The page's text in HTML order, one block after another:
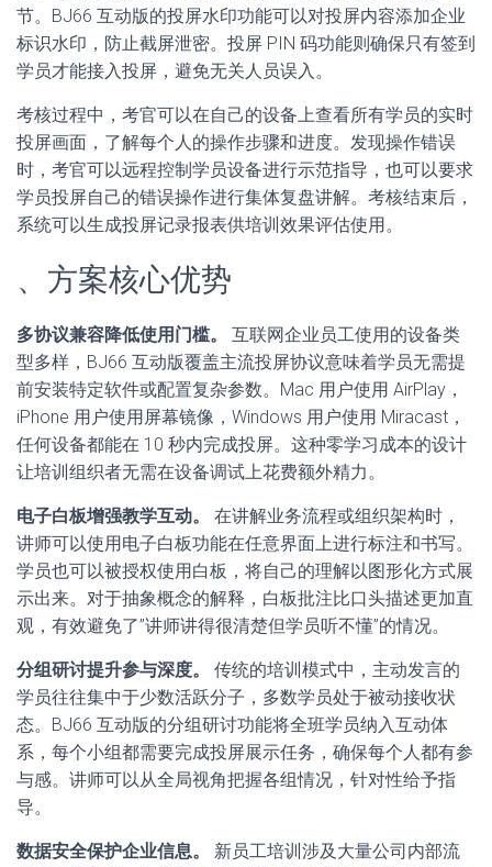
节。BJ66 互动版的投屏水印功能可以对投屏内容添加企业
标识水印，防止截屏泄密。投屏 PIN 码功能则确保只有签到
学员才能接入投屏，避免无关人员误入。
考核过程中，考官可以在自己的设备上查看所有学员的实时
投屏画面，了解每个人的操作步骤和进度。发现操作错误
时，考官可以远程控制学员设备进行示范指导，也可以要求
学员投屏自己的错误操作进行集体复盘讲解。考核结束后，
系统可以生成投屏记录报表供培训效果评估使用。
、方案核心优势
多协议兼容降低使用门槛。
互联网企业员工使用的设备类
型多样，BJ66 互动版覆盖主流投屏协议意味着学员无需提
前安装特定软件或配置复杂参数。Mac 用户使用 AirPlay，
iPhone 用户使用屏幕镜像，Windows 用户使用 Miracast，
任何设备都能在 10 秒内完成投屏。这种零学习成本的设计
让培训组织者无需在设备调试上花费额外精力。
电子白板增强教学互动。
在讲解业务流程或组织架构时，
讲师可以使用电子白板功能在任意界面上进行标注和书写。
学员也可以被授权使用白板，将自己的理解以图形化方式展
示出来。对于抽象概念的解释，白板批注比口头描述更加直
观，有效避免了”讲师讲得很清楚但学员听不懂”的情况。
分组研讨提升参与深度。
传统的培训模式中，主动发言的
学员往往集中于少数活跃分子，多数学员处于被动接收状
态。BJ66 互动版的分组研讨功能将全班学员纳入互动体
系，每个小组都需要完成投屏展示任务，确保每个人都有参
与感。讲师可以从全局视角把握各组情况，针对性给予指
导。
数据安全保护企业信息。
新员工培训涉及大量公司内部流